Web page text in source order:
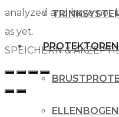
PROTEKTOREN
analyzed and have not
as yet.
SPEICHERN &